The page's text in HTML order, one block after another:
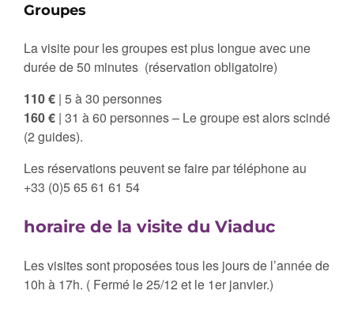
Groupes
La visite pour les groupes est plus longue avec une
durée de 50 minutes (réservation obligatoire)
110 € | 5 à 30 personnes
160 € | 31 à 60 personnes – Le groupe est alors scindé
(2 guides).
Les réservations peuvent se faire par téléphone au
+33 (0)5 65 61 61 54
horaire de la visite du Viaduc
Les visites sont proposées tous les jours de l’année de
10h à 17h. ( Fermé le 25/12 et le 1er janvier.)